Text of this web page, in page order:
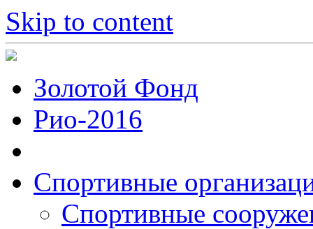
Skip to content
Золотой Фонд
Рио-2016
Спортивные
Cпортивные